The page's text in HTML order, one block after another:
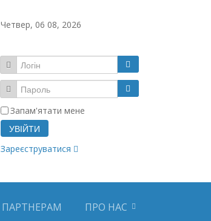
Четвер, 06 08, 2026
Запам'ятати мене
УВІЙТИ
Зареєструватися
ПАРТНЕРАМ ПРО НАС